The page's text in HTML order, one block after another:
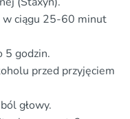
w ciągu 25-60 minut
5 godzin.
przed przyjęciem
głowy.